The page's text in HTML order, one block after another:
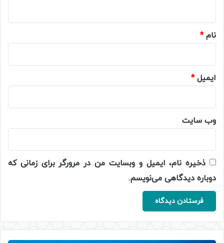
نام*
ایمیل*
وب‌ سایت
ذخیره نام، ایمیل و وبسایت من در مرورگر برای زمانی که
دوباره دیدگاهی می‌نویسم.